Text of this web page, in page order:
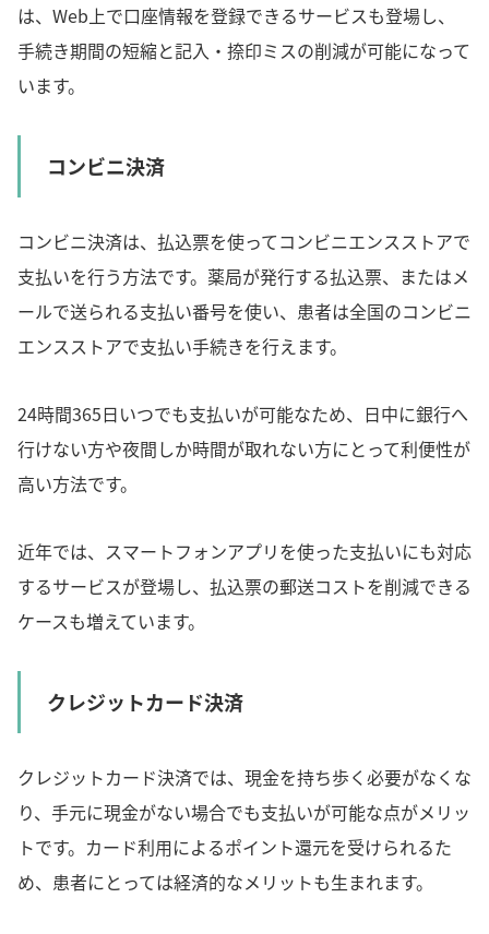
は、Web上で口座情報を登録できるサービスも登場し、
手続き期間の短縮と記入・捺印ミスの削減が可能になって
います。
コンビニ決済
コンビニ決済は、払込票を使ってコンビニエンスストアで
支払いを行う方法です。薬局が発行する払込票、またはメ
ールで送られる支払い番号を使い、患者は全国のコンビニ
エンスストアで支払い手続きを行えます。
24時間365日いつでも支払いが可能なため、日中に銀行へ
行けない方や夜間しか時間が取れない方にとって利便性が
高い方法です。
近年では、スマートフォンアプリを使った支払いにも対応
するサービスが登場し、払込票の郵送コストを削減できる
ケースも増えています。
クレジットカード決済
クレジットカード決済では、現金を持ち歩く必要がなくな
り、手元に現金がない場合でも支払いが可能な点がメリッ
トです。カード利用によるポイント還元を受けられるた
め、患者にとっては経済的なメリットも生まれます。